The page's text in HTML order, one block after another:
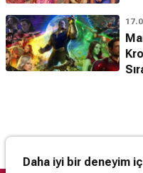
Daha iyi bir deneyim